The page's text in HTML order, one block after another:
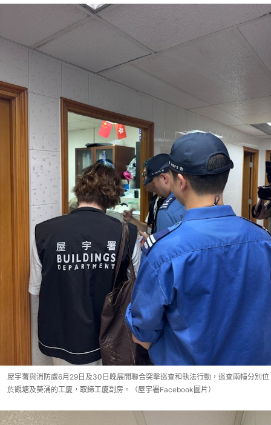
屋宇署與消防處6月29日及30日晚展開聯合突擊巡查和執法行動，巡查兩幢分別位
於觀塘及葵涌的工廈，取締工廈劏房。（屋宇署Facebook圖片）